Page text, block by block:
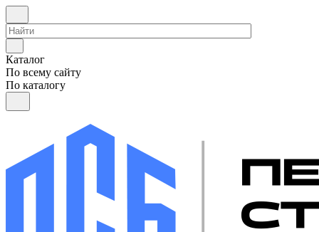
Каталог
По всему сайту
По каталогу